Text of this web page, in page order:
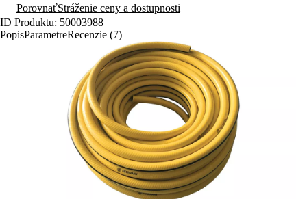
PorovnaťStráženie ceny a dostupnosti
ID Produktu: 50003988
PopisParametreRecenzie (7)